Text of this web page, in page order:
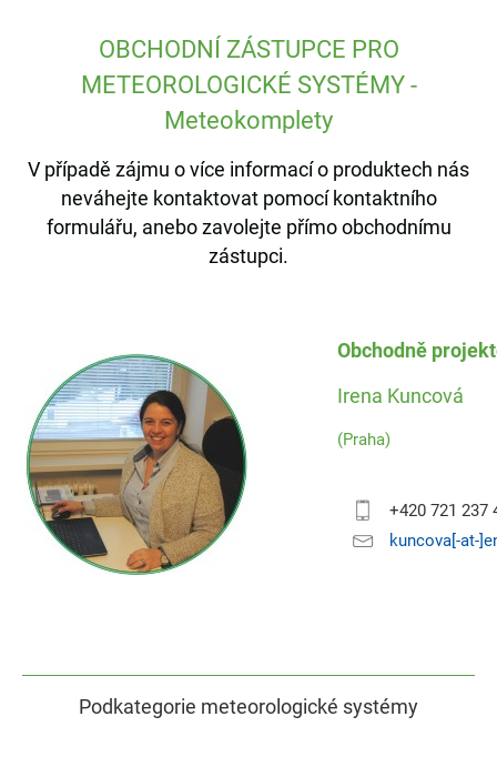
OBCHODNÍ ZÁSTUPCE PRO
METEOROLOGICKÉ SYSTÉMY -
Meteokomplety
V případě zájmu o více informací o produktech nás
neváhejte kontaktovat pomocí kontaktního
formulářu, anebo zavolejte přímo obchodnímu
zástupci.
Obchodně
Irena Kuncová
(Praha)
+420 721 237
kuncova[-at-
Podkategorie meteorologické systémy